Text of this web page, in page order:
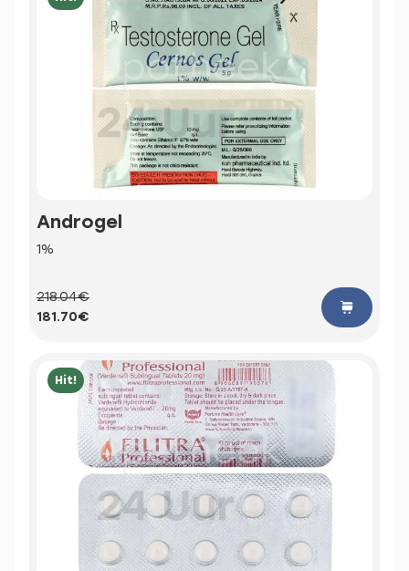
Androgel
1%
218.04€
181.70€
Hit!